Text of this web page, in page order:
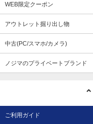
WEB限定クーポン
アウトレット掘り出し物
中古(PC/スマホ/カメラ)
ノジマのプライベートブランド
ご利用ガイド